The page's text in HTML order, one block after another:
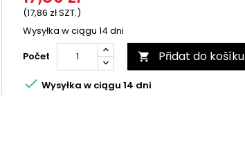
(17,86 zł SZT.)
Wysyłka w ciągu 14 dni
Počet
 Přidat do košíku
 Wysyłka w ciągu 14 dni